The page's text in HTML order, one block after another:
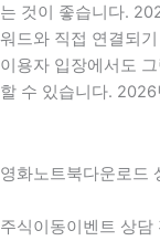
는 것이 좋습니다.
워드와 직접 연결되
이용자 입장에서도
할 수 있습니다.
영화노트북다운로드
주식이동이벤트 상